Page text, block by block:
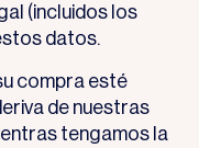
(incluidos los
datos.
compra esté
de nuestras
tengamos la